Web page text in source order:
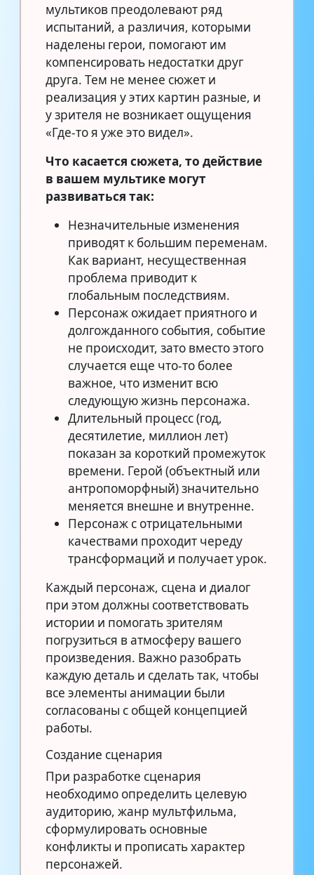
мультиков преодолевают ряд
испытаний, а различия, которыми
наделены герои, помогают им
компенсировать недостатки друг
друга. Тем не менее сюжет и
реализация у этих картин разные, и
у зрителя не возникает ощущения
«Где-то я уже это видел».
Что касается сюжета, то действие
в вашем мультике могут
развиваться так:
Незначительные изменения
приводят к большим переменам.
Как вариант, несущественная
проблема приводит к
глобальным последствиям.
Персонаж ожидает приятного и
долгожданного события, событие
не происходит, зато вместо этого
случается еще что-то более
важное, что изменит всю
следующую жизнь персонажа.
Длительный процесс (год,
десятилетие, миллион лет)
показан за короткий промежуток
времени. Герой (объектный или
антропоморфный) значительно
меняется внешне и внутренне.
Персонаж с отрицательными
качествами проходит череду
трансформаций и получает урок.
Каждый персонаж, сцена и диалог
при этом должны соответствовать
истории и помогать зрителям
погрузиться в атмосферу вашего
произведения. Важно разобрать
каждую деталь и сделать так, чтобы
все элементы анимации были
согласованы с общей концепцией
работы.
Создание сценария
При разработке сценария
необходимо определить целевую
аудиторию, жанр мультфильма,
сформулировать основные
конфликты и прописать характер
персонажей.